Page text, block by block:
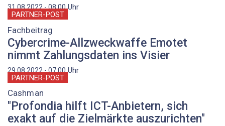
31.08.2022 - 08:00Uhr
PARTNER-POST
Fachbeitrag
Cybercrime-Allzweckwaffe Emotet
nimmt Zahlungsdaten ins Visier
29.08.2022 - 07:00Uhr
PARTNER-POST
Cashman
"Profondia hilft ICT-Anbietern, sich
exakt auf die Zielmärkte auszurichten"